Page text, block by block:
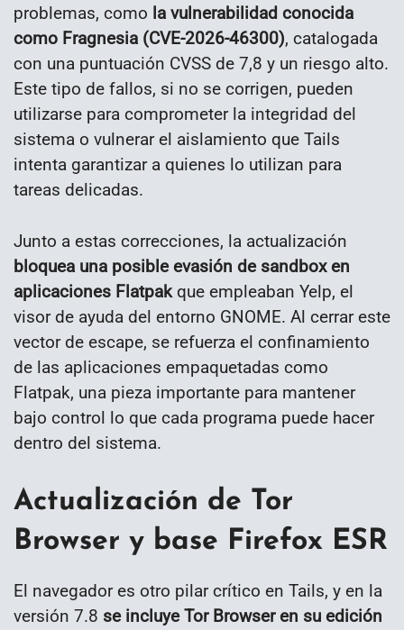
problemas, como la vulnerabilidad conocida
como Fragnesia (CVE-2026-46300), catalogada
con una puntuación CVSS de 7,8 y un riesgo alto.
Este tipo de fallos, si no se corrigen, pueden
utilizarse para comprometer la integridad del
sistema o vulnerar el aislamiento que Tails
intenta garantizar a quienes lo utilizan para
tareas delicadas.
Junto a estas correcciones, la actualización
bloquea una posible evasión de sandbox en
aplicaciones Flatpakque empleaban Yelp, el
visor de ayuda del entorno GNOME. Al cerrar este
vector de escape, se refuerza el confinamiento
de las aplicaciones empaquetadas como
Flatpak, una pieza importante para mantener
bajo control lo que cada programa puede hacer
dentro del sistema.
Actualización de Tor
Browser y base Firefox ESR
El navegador es otro pilar crítico en Tails, y en la
versión 7.8 se incluye Tor Browser en su edición